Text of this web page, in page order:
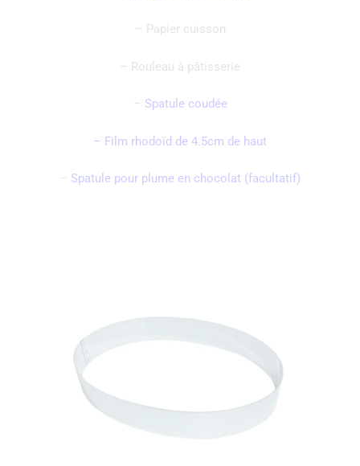
– Papier cuisson
– Rouleau à pâtisserie
– Spatule coudée
– Film rhodoïd de 4.5cm de haut
– Spatule pour plume en chocolat (facultatif)